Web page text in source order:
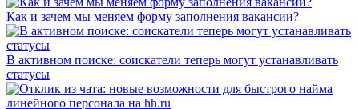
Как и зачем мы меняем форму заполнения вакансии?
В активном поиске: соискатели теперь могут устанавливать
статусы